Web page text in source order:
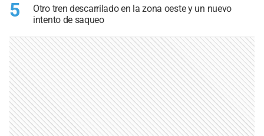
5
Otro tren descarrilado en la zona oeste y un nuevo
intento de saqueo